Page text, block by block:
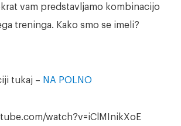
vam predstavljamo kombinacijo
treninga. Kako smo se imeli?
tukaj – NA POLNO
watch?v=iClMInikXoE